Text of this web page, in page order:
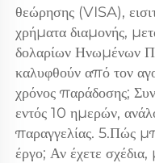
θεώρησης (VISA),
χρήματα διαμονής,
δολαρίων Ηνωμένων
καλυφθούν από τον
χρόνος παράδοσης;
εντός 10 ημερών,
παραγγελίας. 5.Πώς
έργο; Αν έχετε